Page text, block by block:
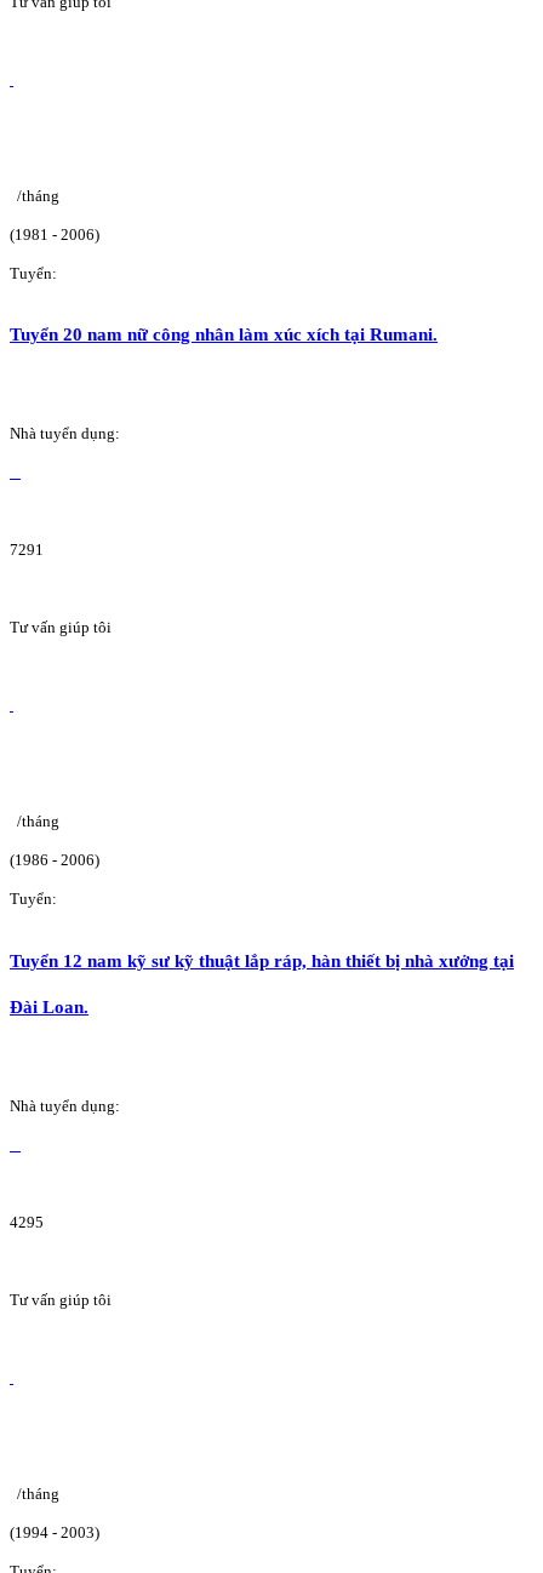
/tháng
(1981 - 2006)
Tuyển:
Tuyển 20 nam nữ công nhân làm xúc xích tại Rumani.
Nhà tuyển dụng:
7291
Tư vấn giúp tôi
/tháng
(1986 - 2006)
Tuyển:
Tuyển 12 nam kỹ sư kỹ thuật lắp ráp, hàn thiết bị nhà xưởng tại
Đài Loan.
Nhà tuyển dụng:
4295
Tư vấn giúp tôi
/tháng
(1994 - 2003)